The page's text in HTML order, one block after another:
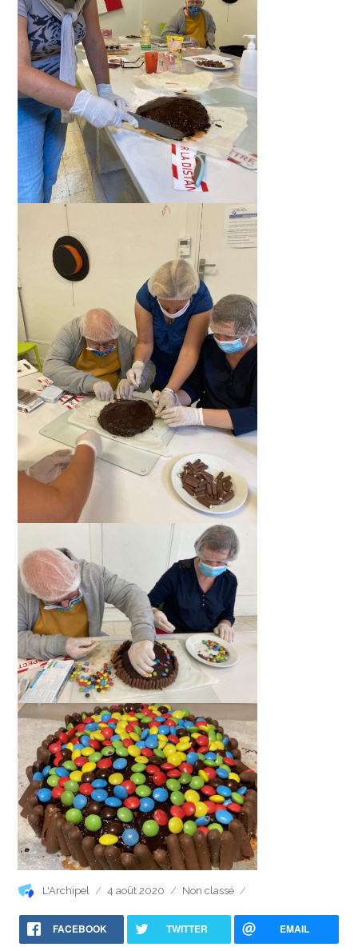
Auteur
L'Archipel
Publié
4 août 2020 Catégories
Non classé
FACEBOOK TWITTER EMAIL